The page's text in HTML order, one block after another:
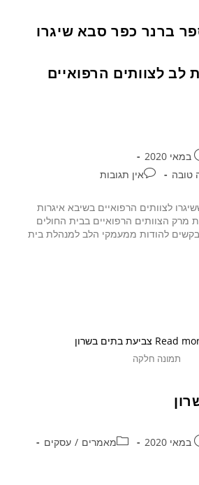
ברנר כפר סבא שיגרו
לב לצוותים הרפואיים
טובה אין תגובות
לצוותים הרפואיים בשיבא איגרות
הצוותים הרפואיים בבית החולים
להודות ממעמקי הלב למנהלת בית
תמונה חלקה
מאמרים / עסקים